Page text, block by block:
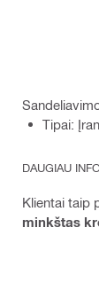
Tipai:
DAUGIAU
Klientai taip
minkštas